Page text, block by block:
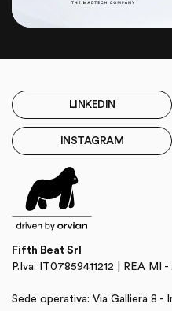
LINKEDIN
INSTAGRAM
Fifth Beat Srl
P.Iva: IT07859411212 | REA MI
Sede operativa: Via Galliera 8 -